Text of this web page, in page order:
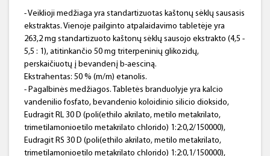
- Veiklioji medžiaga yra standartizuotas kaštonų sėklų sausasis
ekstraktas. Vienoje pailginto atpalaidavimo tabletėje yra
263,2 mg standartizuoto kaštonų sėklų sausojo ekstrakto (4,5 ‑
5,5 : 1), atitinkančio 50 mg triterpeninių glikozidų,
perskaičiuotų į bevandenį b-aesciną.
Ekstrahentas: 50 % (m/m) etanolis.
- Pagalbinės medžiagos. Tabletės branduolyje yra kalcio
vandenilio fosfato, bevandenio koloidinio silicio dioksido,
Eudragit RL 30 D (poli(ethilo akrilato, metilo metakrilato,
trimetilamonioetilo metakrilato chlorido) 1:2:0,2/150000),
Eudragit RS 30 D (poli(ethilo akrilato, metilo metakrilato,
trimetilamonioetilo metakrilato chlorido) 1:2:0,1/150000),